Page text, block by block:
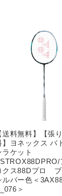
送料無料】【張
】ヨネックス バ
ラケット
クス88Dプロ
ルバー色＜
＞